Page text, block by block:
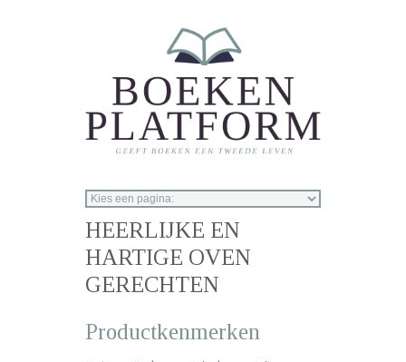
HEERLIJKE EN
HARTIGE OVEN
GERECHTEN
Productkenmerken